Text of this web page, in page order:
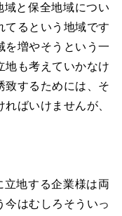
域と保全地域につい
てるという地域です
を増やそうという一
地も考えていかなけ
致するためには、そ
ばいけませんが、
立地する企業様は両
今はむしろそういっ